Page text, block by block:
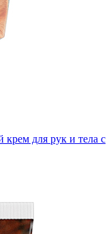
для рук и тела с